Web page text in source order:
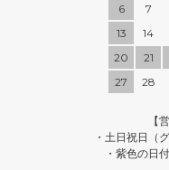
6
7
13
14
20
21
27
28
【
・土日祝日（
・紫色の日